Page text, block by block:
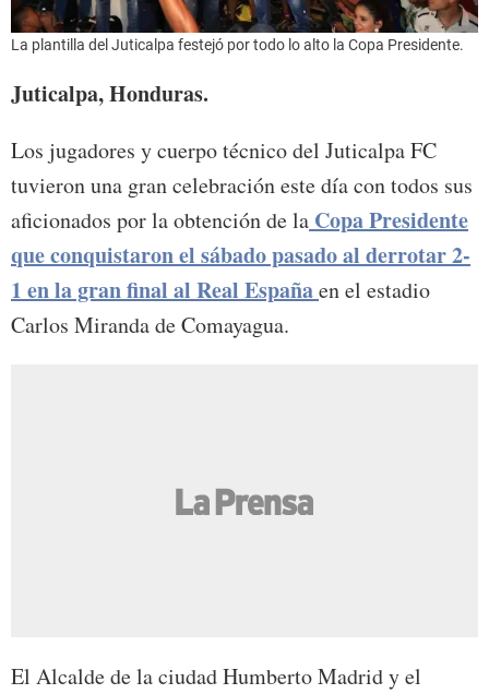
La plantilla del Juticalpa festejó por todo lo alto la Copa Presidente.
Juticalpa, Honduras.
Los jugadores y cuerpo técnico del Juticalpa FC
tuvieron una gran celebración este día con todos sus
aficionados por la obtención de la Copa Presidente
que conquistaron el sábado pasado al derrotar 2-
1 en la gran final al Real Españaen el estadio
Carlos Miranda de Comayagua.
El Alcalde de la ciudad Humberto Madrid y el